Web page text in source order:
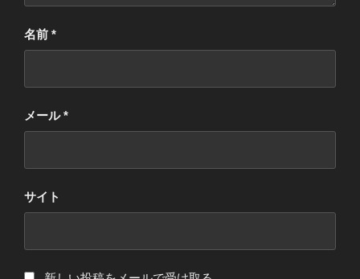
名前 *
メール*
サイト